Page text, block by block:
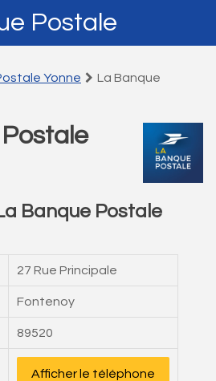
Postale
Yonne
La Banque
Banque Postale
27 Rue Principale
Fontenoy
89520
Afficher le téléphone